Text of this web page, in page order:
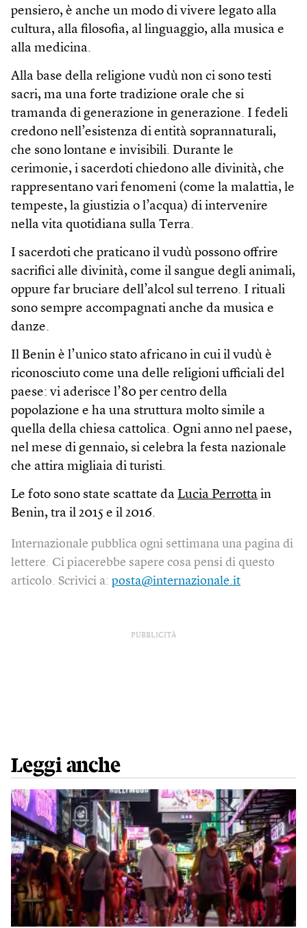
pensiero, è anche un modo di vivere legato alla
cultura, alla filosofia, al linguaggio, alla musica e
alla medicina.
Alla base della religione vudù non ci sono testi
sacri, ma una forte tradizione orale che si
tramanda di generazione in generazione. I fedeli
credono nell’esistenza di entità soprannaturali,
che sono lontane e invisibili. Durante le
cerimonie, i sacerdoti chiedono alle divinità, che
rappresentano vari fenomeni (come la malattia, le
tempeste, la giustizia o l’acqua) di intervenire
nella vita quotidiana sulla Terra.
I sacerdoti che praticano il vudù possono offrire
sacrifici alle divinità, come il sangue degli animali,
oppure far bruciare dell’alcol sul terreno. I rituali
sono sempre accompagnati anche da musica e
danze.
Il Benin è l’unico stato africano in cui il vudù è
riconosciuto come una delle religioni ufficiali del
paese: vi aderisce l’80 per centro della
popolazione e ha una struttura molto simile a
quella della chiesa cattolica. Ogni anno nel paese,
nel mese di gennaio, si celebra la festa nazionale
che attira migliaia di turisti.
Le foto sono state scattate da Lucia Perrotta in
Benin, tra il 2015 e il 2016.
Internazionale pubblica ogni settimana una pagina di
lettere. Ci piacerebbe sapere cosa pensi di questo
articolo. Scrivici a: posta@internazionale.it
PUBBLICITÀ
Leggi anche